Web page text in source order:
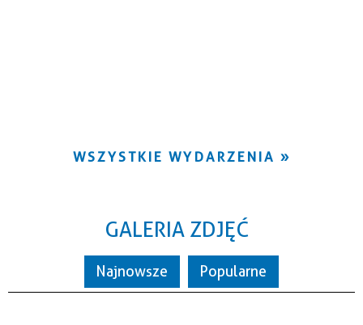
WSZYSTKIE WYDARZENIA
GALERIA ZDJĘĆ
Najnowsze Popularne